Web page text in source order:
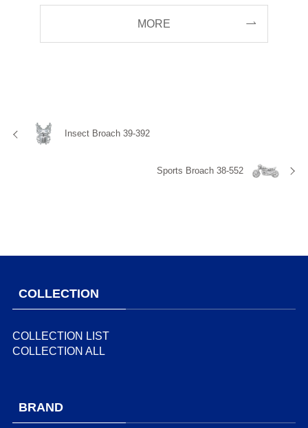
MORE
Insect Broach 39-392
Sports Broach 38-552
COLLECTION
COLLECTION LIST
COLLECTION ALL
BRAND